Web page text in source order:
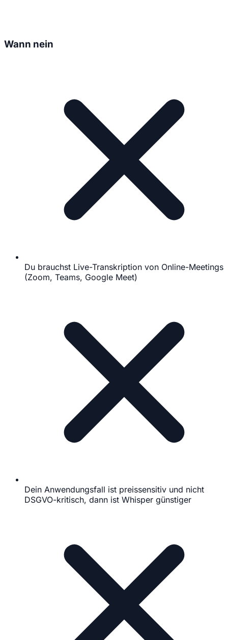
Wann nein
Du brauchst Live-Transkription von Online-Meetings
(Zoom, Teams, Google Meet)
Dein Anwendungsfall ist preissensitiv und nicht
DSGVO-kritisch, dann ist Whisper günstiger